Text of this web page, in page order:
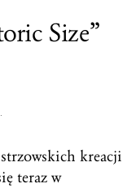
Size”
kreacji
teraz w